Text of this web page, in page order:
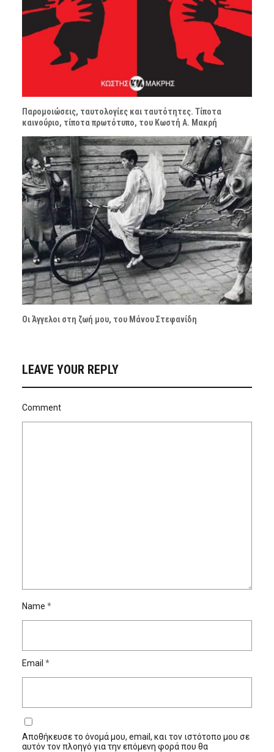
Παρομοιώσεις, ταυτολογίες και ταυτότητες. Τίποτα
καινούριο, τίποτα πρωτότυπο, του Κωστή Α. Μακρή
Οι Άγγελοι στη ζωή μου, του Μάνου Στεφανίδη
LEAVE YOUR REPLY
Comment
Name *
Email *
Αποθήκευσε το όνομά μου, email, και τον ιστότοπο μου σε
αυτόν τον πλοηγό για την επόμενη φορά που θα